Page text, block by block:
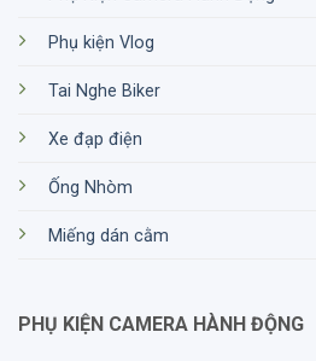
Phụ kiện Vlog
Tai Nghe Biker
Xe đạp điện
Ống Nhòm
Miếng dán cằm
PHỤ KIỆN CAMERA HÀNH ĐỘNG